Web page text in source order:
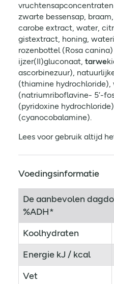
zwarte bessensap,
carobe extract, water,
gistextract, honing,
rozenbottel (Rosa
ijzer(II)gluconaat, tarwe
ascorbinezuur),
(thiamine hydrochloride),
(natriumriboflavine- 5‘-
(pyridoxine
(cyanocobalamine).
Lees voor gebruik altijd
Voedingsinformatie
De aanbevolen
%ADH*
Koolhydraten
Energie kJ / kcal
Vet